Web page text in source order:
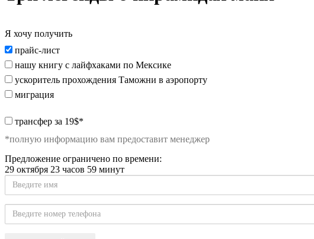
Я хочу получить
Я
хочу
получить:
прайс-лист
нашу книгу с лайфхаками по Мексике
ускоритель прохождения Таможни в аэропорту
миграция
special_offer2
трансфер за 19$*
*полную информацию вам предоставит менеджер
Предложение ограничено по времени:
29 октября 23 часов 59 минут
Введите
имя
Введите
номер